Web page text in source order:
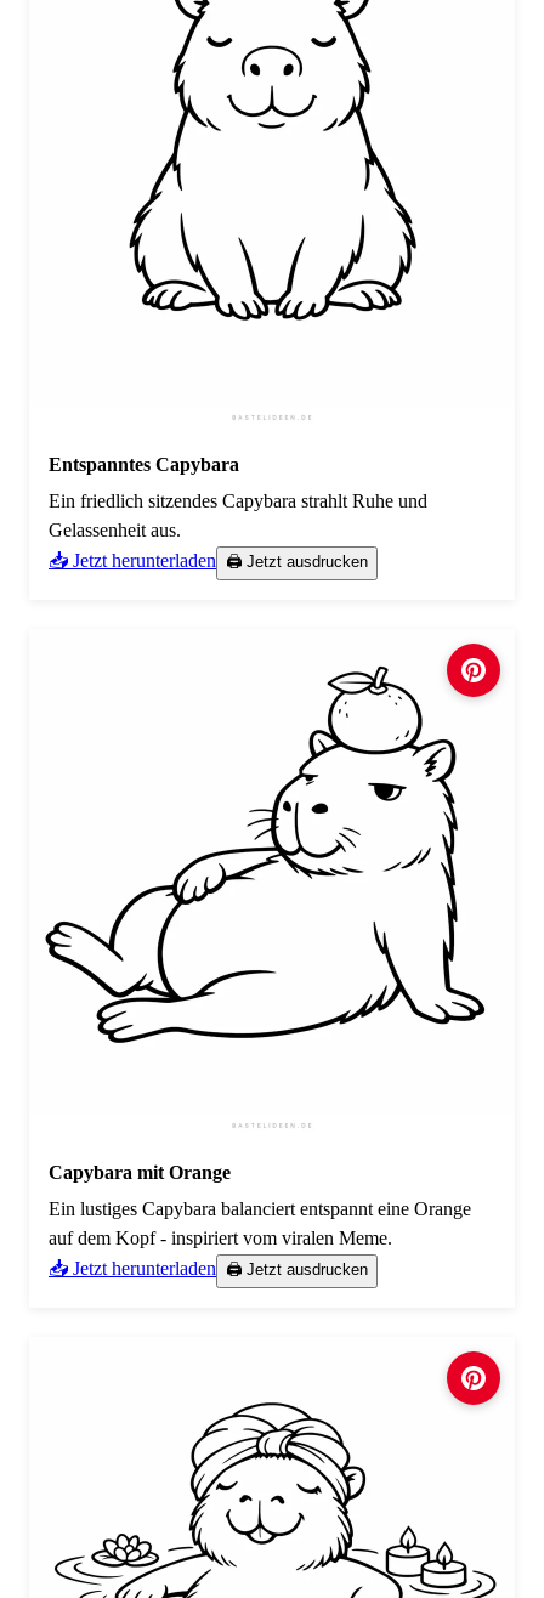
Entspanntes Capybara
Ein friedlich sitzendes Capybara strahlt Ruhe und
Gelassenheit aus.
📥 Jetzt herunterladen
🖨️ Jetzt ausdrucken
Capybara mit Orange
Ein lustiges Capybara balanciert entspannt eine Orange
auf dem Kopf - inspiriert vom viralen Meme.
📥 Jetzt herunterladen
🖨️ Jetzt ausdrucken